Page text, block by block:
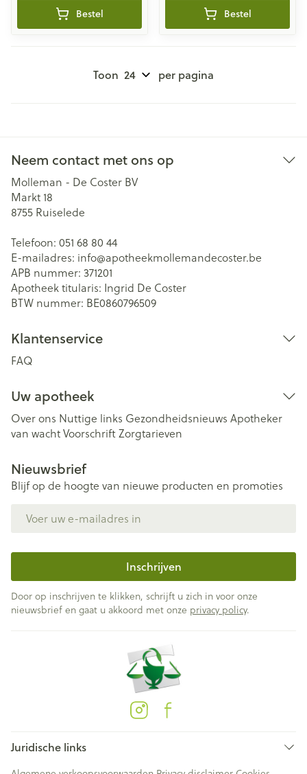
Bestel Bestel
Toon per pagina
Neem contact met ons op
Molleman - De Coster BV
Markt 18
8755 Ruiselede
Telefoon: 051 68 80 44
E-mailadres: info@apotheekmollemandecoster.be
APB nummer: 371201
Apotheek titularis: Ingrid De Coster
BTW nummer: BE0860796509
Klantenservice
FAQ
Uw apotheek
Over ons Nuttige links Gezondheidsnieuws Apotheker
van wachtVoorschriftZorgtarieven
Nieuwsbrief
Blijf op de hoogte van nieuwe producten en promoties
Inschrijven
Door op inschrijven te klikken, schrijft u zich in voor onze
nieuwsbrief en gaat u akkoord met onze privacy policy.
Juridische links